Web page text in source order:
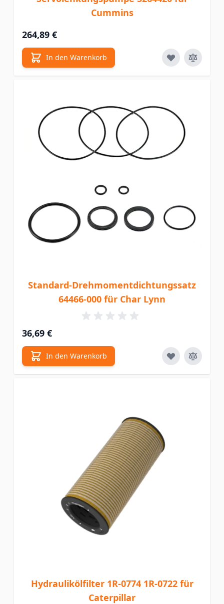
Cummins
264,89 €
In den Warenkorb
Standard-Drehmomentdichtungssatz
64466-000 für Char Lynn
36,69 €
In den Warenkorb
Hydraulikölfilter 1R-0774 1R-0722 für
Caterpillar